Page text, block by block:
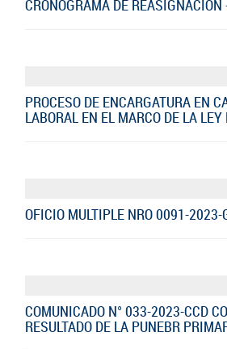
CRONOGRAMA DE
PROCESO DE ENCARGATURA EN
LABORAL EN EL MARCO DE LA
OFICIO MULTIPLE NRO 0091-2023-
COMUNICADO N° 033-2023-CCD
RESULTADO DE LA PUNEBR